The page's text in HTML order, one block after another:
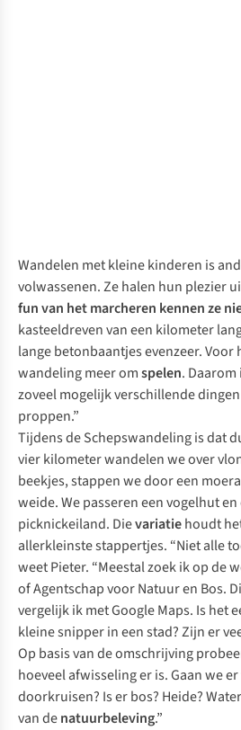
Wandelen met kleine kinderen is
volwassenen. Ze halen hun plezier
fun van het marcheren kennen ze
kasteeldreven van een kilometer
lange betonbaantjes evenzeer. Voor
wandeling meer omspelen.
zoveel mogelijk verschillende
proppen.”
Tijdens de Schepswandeling is dat
vier kilometer wandelen we over
beekjes, stappen we door een
weide. We passeren een vogelhut
picknickeiland. Dievariatiehoudt
allerkleinste stappertjes. “Niet alle
weet Pieter. “Meestal zoek ik op de
ofAgentschap voor Natuur en Bos.
vergelijk ik met Google Maps. Is het
kleine snipper in een stad? Zijn er
Op basis van de omschrijving
hoeveel afwisseling er is. Gaan we
doorkruisen? Is er bos? Heide?
van denatuurbeleving.”